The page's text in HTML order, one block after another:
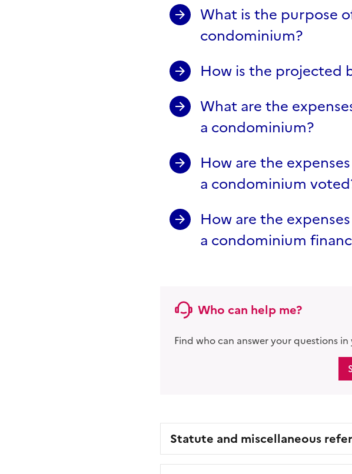
What is the purpose
condominium?
How is the projected
What are the
a condominium?
How are the
a condominium
How are the
a condominium
Who can help me?
Find who can answer your questions in
Statute and miscellaneous